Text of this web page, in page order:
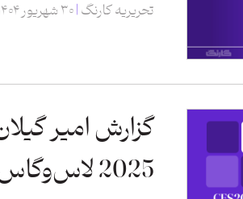
تحریریه کارنگ ۳۰ شهریور ۱۴۰۴
2025 لاس‌وگاس